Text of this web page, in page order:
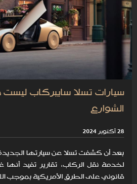
سيارات تسلا سايبركاب ليست
الشوارع
28 أكتوبر 2024
بعد أن كشفت تسلا عن سيارتها
لخدمة نقل الركاب، تقارير تفيد
قانوني على الطرق الأمريكية بموجب